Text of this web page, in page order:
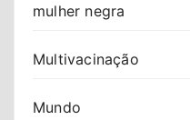
mulher negra
Multivacinação
Mundo